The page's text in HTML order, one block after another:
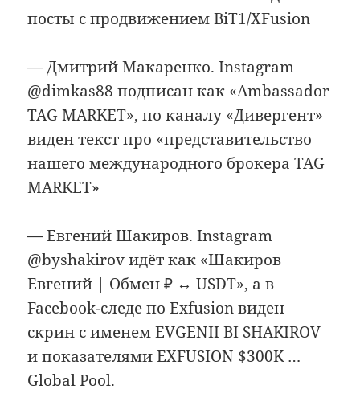
посты с продвижением BiT1/XFusion
— Дмитрий Макаренко. Instagram
@dimkas88 подписан как «Ambassador
TAG MARKET», по каналу «Дивергент»
виден текст про «представительство
нашего международного брокера TAG
MARKET»
— Евгений Шакиров. Instagram
@byshakirov идёт как «Шакиров
Евгений | Обмен ₽ ↔ USDT», а в
Facebook-следе по Exfusion виден
скрин с именем EVGENII BI SHAKIROV
и показателями EXFUSION $300K …
Global Pool.